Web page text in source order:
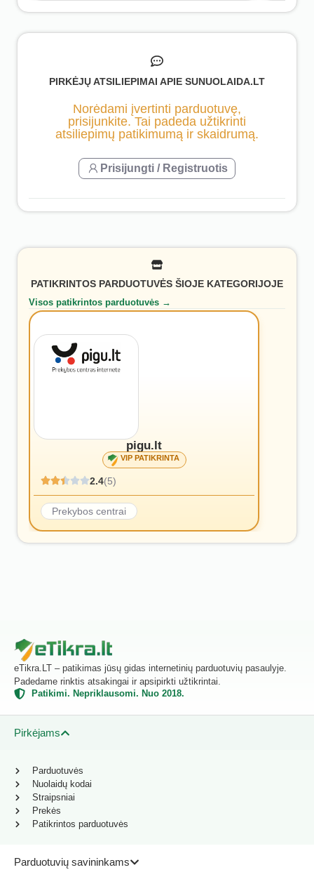
PIRKĖJŲ ATSILIEPIMAI APIE SUNUOLAIDA.LT
Norėdami įvertinti parduotuvę,
prisijunkite. Tai padeda užtikrinti
atsiliepimų patikimumą ir skaidrumą.
Prisijungti / Registruotis
PATIKRINTOS PARDUOTUVĖS ŠIOJE KATEGORIJOJE
Visos patikrintos parduotuvės →
pigu.lt
VIP PATIKRINTA
2.4(5)
Prekybos centrai
eTikra.LT – patikimas jūsų gidas internetinių parduotuvių pasaulyje.
Padedame rinktis atsakingai ir apsipirkti užtikrintai.
Patikimi. Nepriklausomi. Nuo 2018.
Pirkėjams
Parduotuvių savininkams
Parduotuvės
Nuolaidų kodai
Straipsniai
Prekės
Patikrintos parduotuvės